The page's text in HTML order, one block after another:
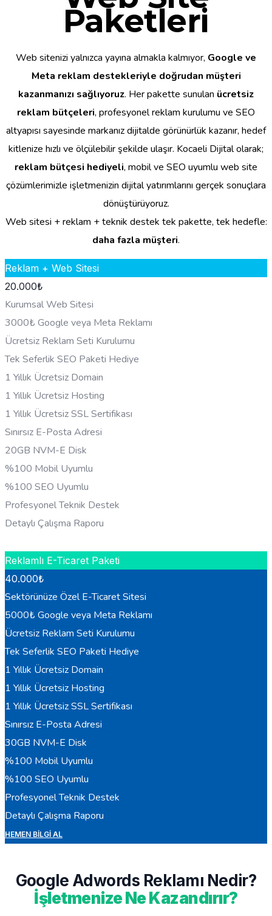
Paketleri
Web sitenizi yalnızca yayına almakla kalmıyor, Google ve
Meta reklam destekleriyle doğrudan müşteri
kazanmanızı sağlıyoruz. Her pakette sunulan ücretsiz
reklam bütçeleri, profesyonel reklam kurulumu ve SEO
altyapısı sayesinde markanız dijitalde görünürlük kazanır, hedef
kitlenize hızlı ve ölçülebilir şekilde ulaşır. Kocaeli Dijital olarak;
reklam bütçesi hediyeli, mobil ve SEO uyumlu web site
çözümlerimizle işletmenizin dijital yatırımlarını gerçek sonuçlara
dönüştürüyoruz.
Web sitesi + reklam + teknik destek tek pakette, tek hedefle:
daha fazla müşteri.
Reklam + Web Sitesi
20.000₺
Kurumsal Web Sitesi
3000₺ Google veya Meta Reklamı
Ücretsiz Reklam Seti Kurulumu
Tek Seferlik SEO Paketi Hediye
1 Yıllık Ücretsiz Domain
1 Yıllık Ücretsiz Hosting
1 Yıllık Ücretsiz SSL Sertifikası
Sınırsız E-Posta Adresi
20GB NVM-E Disk
%100 Mobil Uyumlu
%100 SEO Uyumlu
Profesyonel Teknik Destek
Detaylı Çalışma Raporu
Reklamlı E-Ticaret Paketi
40.000₺
Sektörünüze Özel E-Ticaret Sitesi
5000₺ Google veya Meta Reklamı
Ücretsiz Reklam Seti Kurulumu
Tek Seferlik SEO Paketi Hediye
1 Yıllık Ücretsiz Domain
1 Yıllık Ücretsiz Hosting
1 Yıllık Ücretsiz SSL Sertifikası
Sınırsız E-Posta Adresi
30GB NVM-E Disk
%100 Mobil Uyumlu
%100 SEO Uyumlu
Profesyonel Teknik Destek
Detaylı Çalışma Raporu
HEMEN BILGI AL
Google Adwords Reklamı Nedir?
İşletmenize Ne Kazandırır?